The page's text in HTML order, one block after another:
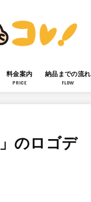
料金案内
PRICE
納品までの流れ
FLOW
のロゴデ